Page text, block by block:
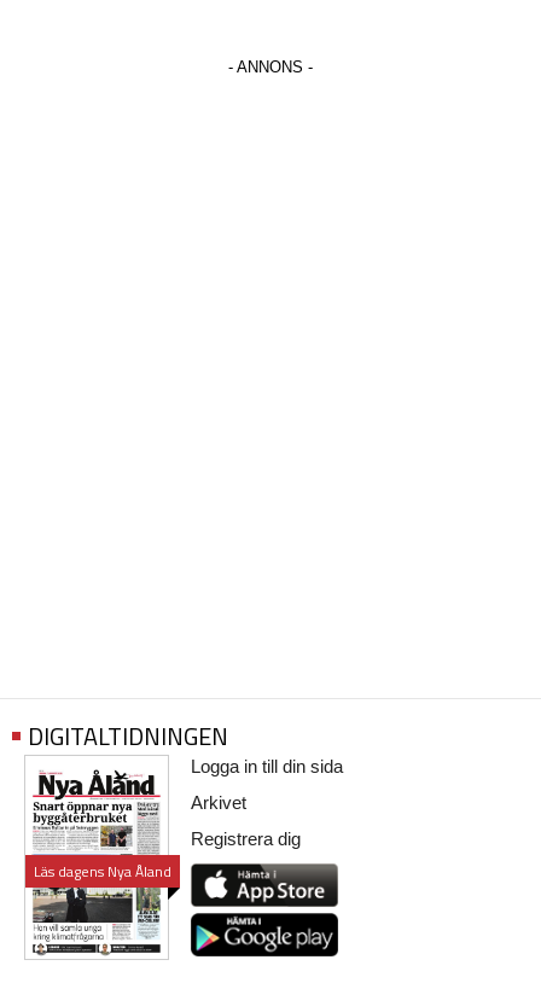
DIGITALTIDNINGEN
Läs dagens Nya Åland
Logga in till din sida
Arkivet
Registrera dig